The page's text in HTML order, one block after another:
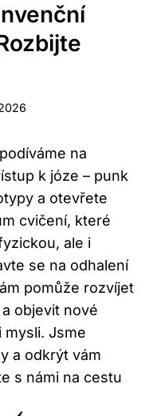
na
‍k józe – punk
a otevřete
cvičení, které
ale i
se na odhalení‌
pomůže rozvíjet
objevit nové
mysli. Jsme⁤
a odkrýt vám
s námi na cestu